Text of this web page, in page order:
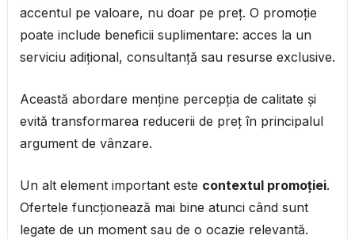
accentul pe valoare, nu doar pe preț. O promoție
poate include beneficii suplimentare: acces la un
serviciu adițional, consultanță sau resurse exclusive.
Această abordare menține percepția de calitate și
evită transformarea reducerii de preț în principalul
argument de vânzare.
Un alt element important este contextul promoției.
Ofertele funcționează mai bine atunci când sunt
legate de un moment sau de o ocazie relevantă.